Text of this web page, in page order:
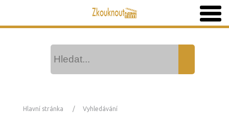
Hlavní stránka Vyhledávání